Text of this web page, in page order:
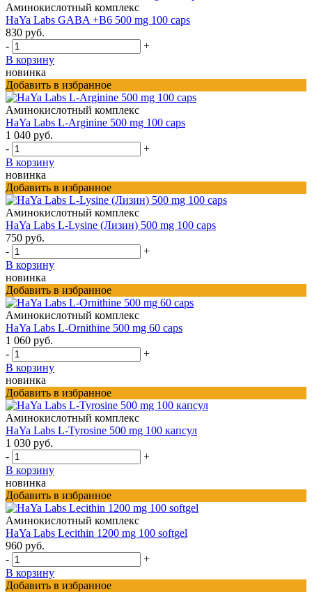
Аминокислотный комплекс
HaYa Labs GABA +B6 500 mg 100 caps
830 руб.
-
+
В корзину
новинка
Добавить в избранное
Аминокислотный комплекс
HaYa Labs L-Arginine 500 mg 100 caps
1 040 руб.
-
+
В корзину
новинка
Добавить в избранное
Аминокислотный комплекс
HaYa Labs L-Lysine (Лизин) 500 mg 100 caps
750 руб.
-
+
В корзину
новинка
Добавить в избранное
Аминокислотный комплекс
HaYa Labs L-Ornithine 500 mg 60 caps
1 060 руб.
-
+
В корзину
новинка
Добавить в избранное
Аминокислотный комплекс
HaYa Labs L-Tyrosine 500 mg 100 капсул
1 030 руб.
-
+
В корзину
новинка
Добавить в избранное
Аминокислотный комплекс
HaYa Labs Lecithin 1200 mg 100 softgel
960 руб.
-
+
В корзину
Добавить в избранное